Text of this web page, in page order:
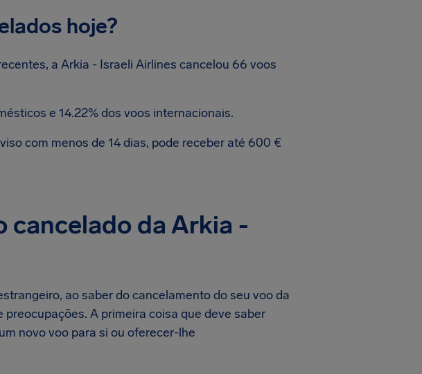
hoje?
a Arkia - Israeli Airlines cancelou 66 voos
e 14.22% dos voos internacionais.
com menos de 14 dias, pode receber até 600 €
cancelado da Arkia -
ao saber do cancelamento do seu voo da
A primeira coisa que deve saber
novo voo para si ou oferecer-lhe